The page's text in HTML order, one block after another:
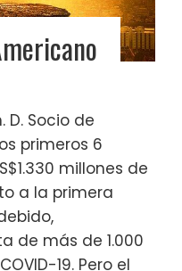
D. Socio de
primeros 6
millones de
a la primera
de más de 1.000
19. Pero el